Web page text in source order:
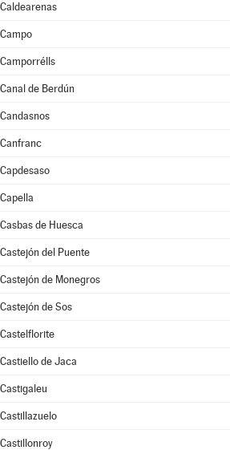
Caldearenas
Campo
Camporrélls
Canal de Berdún
Candasnos
Canfranc
Capdesaso
Capella
Casbas de Huesca
Castejón del Puente
Castejón de Monegros
Castejón de Sos
Castelflorite
Castiello de Jaca
Castigaleu
Castillazuelo
Castillonroy